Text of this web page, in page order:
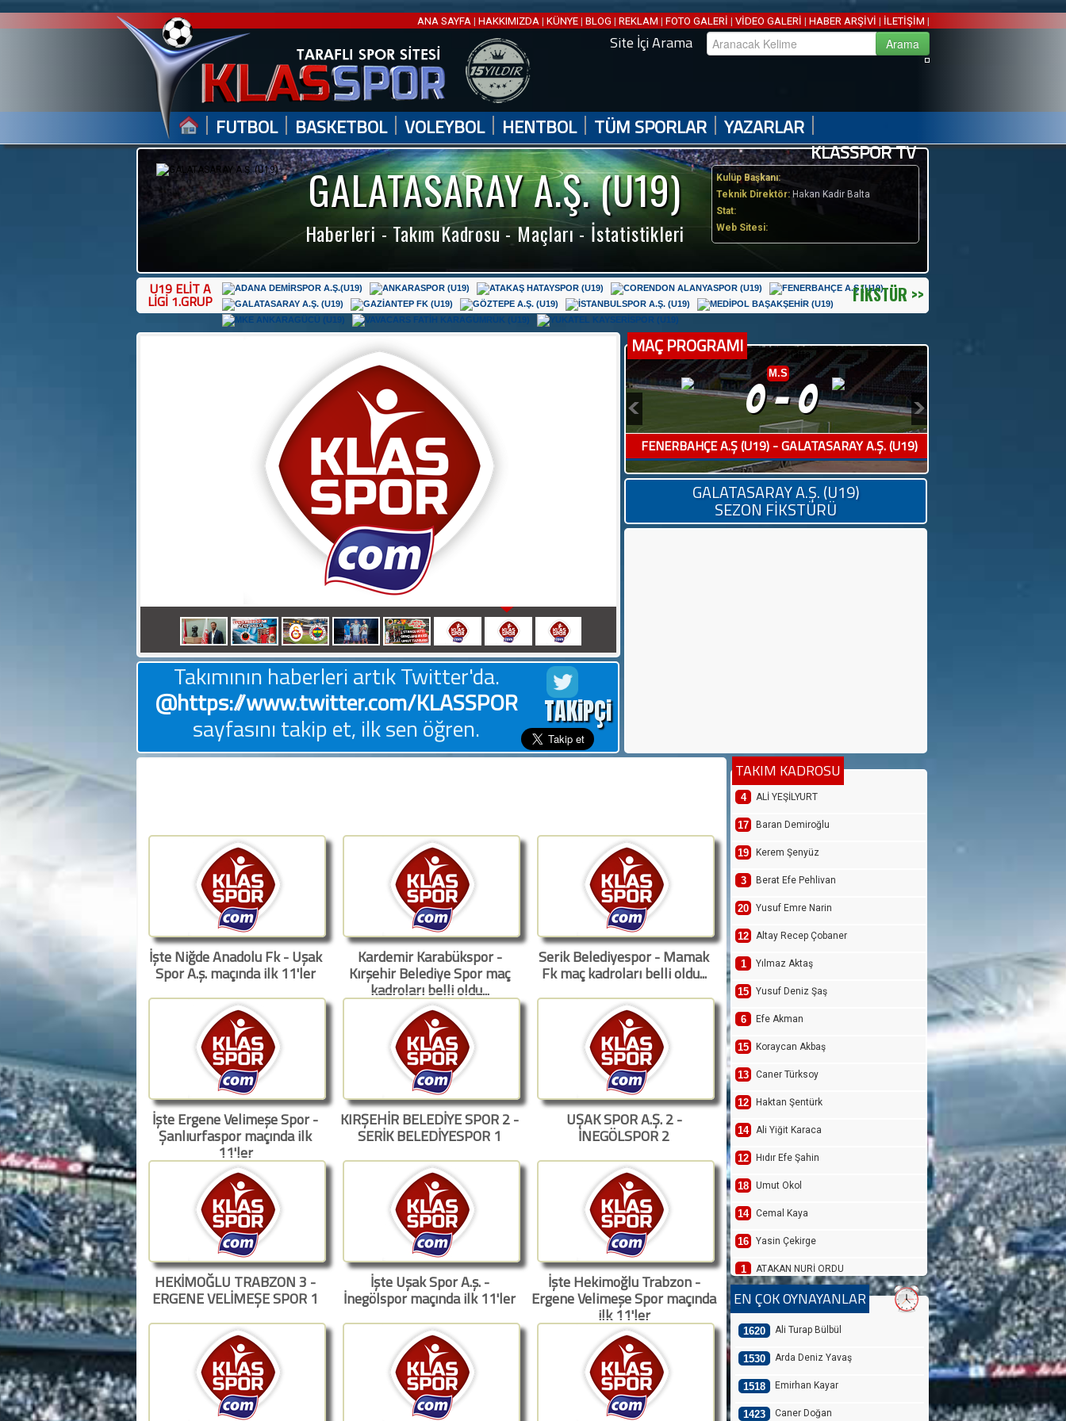
ANA SAYFA | HAKKIMIZDA | KÜNYE | BLOG | REKLAM | FOTO GALERİ | VİDEO GALERİ | HABER ARŞİVİ | İLETİŞİM |
Site İçi Arama
| FUTBOL | BASKETBOL | VOLEYBOL | HENTBOL | TÜM SPORLAR | YAZARLAR |
KLASSPOR TV
GALATASARAY A.Ş. (U19)
Haberleri - Takım Kadrosu - Maçları - İstatistikleri
Kulüp Başkanı:
Teknik Direktör: Hakan Kadir Balta
Stat:
Web Sitesi:
U19 ELİT A
LİGİ 1.GRUP FİKSTÜR >>
KARDEMİR KARABÜKSPOR 2 - KIRŞEHİR BELEDİYE SPOR 2
TAKiPÇi
Takımının haberleri artık Twitter'da.
@https://www.twitter.com/KLASSPOR
sayfasını takip et, ilk sen öğren.
MAÇ PROGRAMI
0-0
FENERBAHÇE A.Ş (U19) - GALATASARAY A.Ş. (U19)
M.S
2. Hafta
GALATASARAY A.Ş. (U19)
SEZON FİKSTÜRÜ
İşte Niğde Anadolu Fk - Uşak
Spor A.ş. maçında ilk 11'ler
Kardemir Karabükspor -
Kırşehir Belediye Spor maç
kadroları belli oldu...
Serik Belediyespor - Mamak
Fk maç kadroları belli oldu...
İşte Ergene Velimeşe Spor -
Şanlıurfaspor maçında ilk
11'ler
KIRŞEHİR BELEDİYE SPOR 2 -
SERİK BELEDİYESPOR 1
UŞAK SPOR A.Ş. 2 -
İNEGÖLSPOR 2
HEKİMOĞLU TRABZON 3 -
ERGENE VELİMEŞE SPOR 1
İşte Uşak Spor A.ş. -
İnegölspor maçında ilk 11'ler
İşte Hekimoğlu Trabzon -
Ergene Velimeşe Spor maçında
ilk 11'ler
TAKIM KADROSU
4 ALİ YEŞİLYURT
17 Baran Demiroğlu
19 Kerem Şenyüz
3 Berat Efe Pehlivan
20 Yusuf Emre Narin
12 Altay Recep Çobaner
1 Yılmaz Aktaş
15 Yusuf Deniz Şaş
6 Efe Akman
15 Koraycan Akbaş
13 Caner Türksoy
12 Haktan Şentürk
14 Ali Yiğit Karaca
12 Hıdır Efe Şahin
18 Umut Okol
14 Cemal Kaya
16 Yasin Çekirge
1 ATAKAN NURİ ORDU
18 HAMZA YİĞİT AKMAN
1 JANKAT YILMAZ
10 ÖZGÜR BARAN AKSAKA
2 Ali Turap Bülbül
3 Umut Erdem
EN ÇOK OYNAYANLAR
1620 Ali Turap Bülbül
1530 Arda Deniz Yavaş
1518 Emirhan Kayar
1423 Caner Doğan